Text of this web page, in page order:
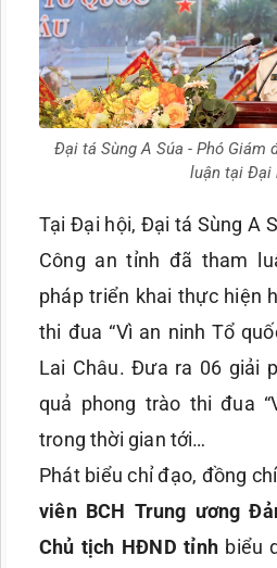
Đại tá Sùng A Súa - Phó Giám
luận tại Đại
Tại Đại hội, Đại tá Sùng A
Công an tỉnh đã tham
pháp triển khai thực hiện
thi đua “Vì an ninh Tổ
Lai Châu. Đưa ra 06 giải
quả phong trào thi đua
trong thời gian tới…
Phát biểu chỉ đạo, đồng chí
viên BCH Trung ương
Chủ tịch HĐND tỉnhbiểu